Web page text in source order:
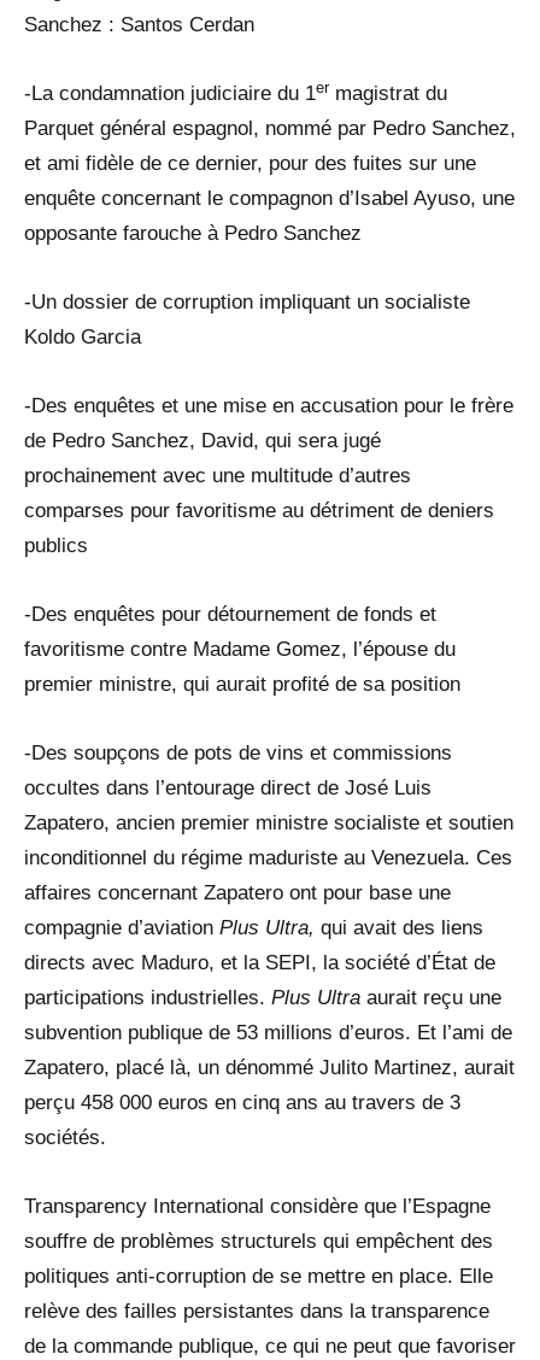
Sanchez : Santos Cerdan
-La condamnation judiciaire du 1er magistrat du
Parquet général espagnol, nommé par Pedro Sanchez,
et ami fidèle de ce dernier, pour des fuites sur une
enquête concernant le compagnon d’Isabel Ayuso, une
opposante farouche à Pedro Sanchez
-Un dossier de corruption impliquant un socialiste
Koldo Garcia
-Des enquêtes et une mise en accusation pour le frère
de Pedro Sanchez, David, qui sera jugé
prochainement avec une multitude d’autres
comparses pour favoritisme au détriment de deniers
publics
-Des enquêtes pour détournement de fonds et
favoritisme contre Madame Gomez, l’épouse du
premier ministre, qui aurait profité de sa position
-Des soupçons de pots de vins et commissions
occultes dans l’entourage direct de José Luis
Zapatero, ancien premier ministre socialiste et soutien
inconditionnel du régime maduriste au Venezuela. Ces
affaires concernant Zapatero ont pour base une
compagnie d’aviation Plus Ultra, qui avait des liens
directs avec Maduro, et la SEPI, la société d’État de
participations industrielles. Plus Ultra aurait reçu une
subvention publique de 53 millions d’euros. Et l’ami de
Zapatero, placé là, un dénommé Julito Martinez, aurait
perçu 458 000 euros en cinq ans au travers de 3
sociétés.
Transparency International considère que l’Espagne
souffre de problèmes structurels qui empêchent des
politiques anti-corruption de se mettre en place. Elle
relève des failles persistantes dans la transparence
de la commande publique, ce qui ne peut que favoriser